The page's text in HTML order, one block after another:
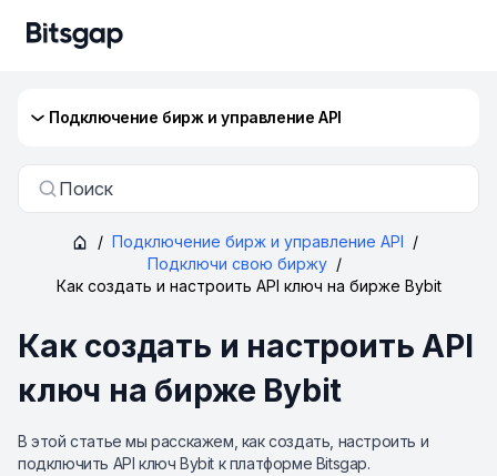
Подключение бирж и управление API
Поиск
/ Подключение бирж и управление API /
Подключи свою биржу /
Как создать и настроить API ключ на бирже Bybit
Как создать и настроить API
ключ на бирже Bybit
В этой статье мы расскажем, как создать, настроить и
подключить API ключ Bybit к платформе Bitsgap.